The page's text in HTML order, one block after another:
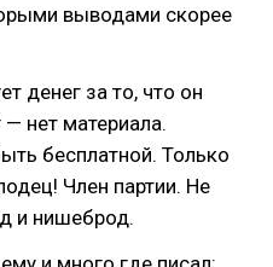
выводами скорее
денег за то, что он
нет материала.
бесплатной. Только
Член партии. Не
и нишеброд.